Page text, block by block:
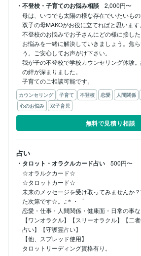
・不登校・子育てのお悩み相談
2,000円〜
母は、いつでも太陽の様な存在でいたいもの
双子の母MAKOがお役に立てればと思います。
不登校のお悩みでお子さんにどの様に接し
お悩みを一緒に解決していきましょう。焦
う。ご安心してお声がけ下さい。
我が子の不登校で学校カウンセリング体験
の絆が深まりました。
子育てのご相談可能です。
カウンセリング 子育て 不登校 恋愛 人間関係
心のお悩み
双子育児
無料で見積り相談
占い
・タロット・オラクルカード占い
500円〜
☆オラルクカード☆
☆タロットカード☆
未来のメッセージを受け取ってみませんか
た次第です☆。.:＊・゜
恋愛・仕事・人間関係・健康面・日常の事
【ワンオラクル】【スリーオラクル】【二
占い】【守護霊占い】
【他、スプレッド使用】
タロットリーディング資格有り。